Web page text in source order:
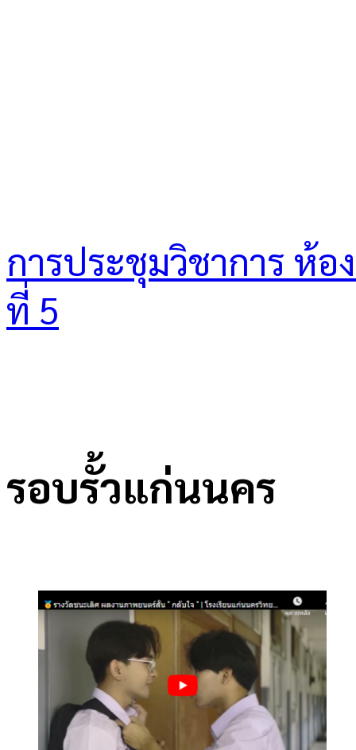
การประชุมวิชาการ ห้อ
ที่ 5
รอบรั้วแก่นนคร